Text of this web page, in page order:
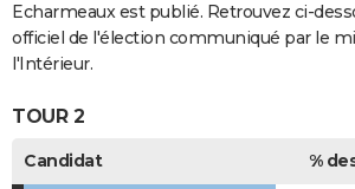
FORUM
Bricolage
Lifestyle
Culture
Sport
Auto
Television
Voyage
Cinema
Echarmeaux est publié. Retrouvez ci-
officiel de l'élection communiqué par le
l'Intérieur.
TOUR 2
Candidat %